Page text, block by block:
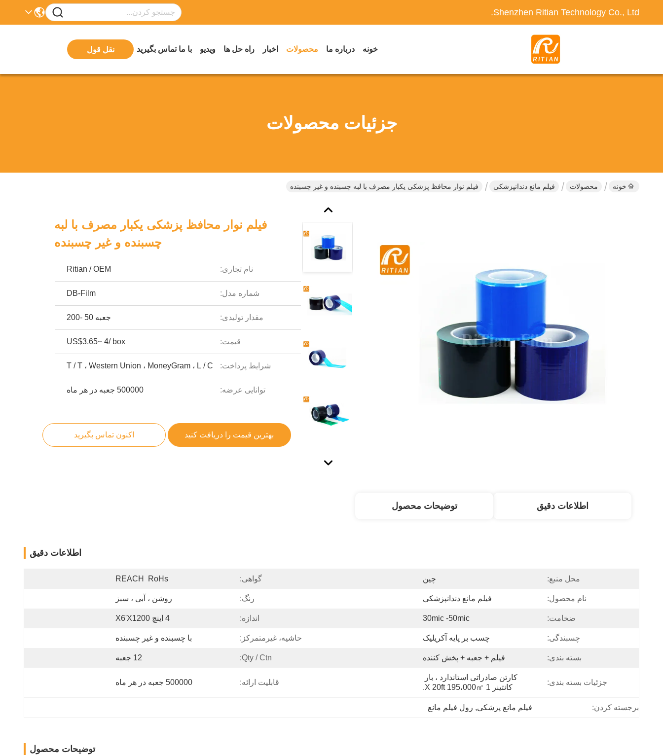
Shenzhen Ritian Technology Co., Ltd.
خونه درباره ما محصولات اخبار راه حل ها ویدیو با ما تماس بگیرید نقل قول
جزئیات محصولات
خونه محصولات فیلم مانع دندانپزشکی فیلم نوار محافظ پزشکی یکبار مصرف با لبه چسبنده و غیر چسبنده
فیلم نوار محافظ پزشکی یکبار مصرف با لبه
چسبنده و غیر چسبنده
نام تجاری: Ritian / OEM
شماره مدل: DB-Film
مقدار تولیدی: جعبه 50 -200
قیمت: US$3.65~ 4/ box
شرایط پرداخت: T / T ، Western Union ، MoneyGram ، L / C
توانایی عرضه: 500000 جعبه در هر ماه
بهترین قیمت را دریافت کنید اکنون تماس بگیرید
اطلاعات دقیق توضیحات محصول
اطلاعات دقیق
محل منبع: چین گواهی: REACH  RoHs
نام محصول: فیلم مانع دندانپزشکی رنگ: روشن ، آبی ، سبز
ضخامت: 30mic -50mic اندازه: 4 اینچ X6'x1200
چسبندگی: چسب بر پایه آکریلیک حاشیه، غیرمتمرکز: با چسبنده و غیر چسبنده
بسته بندی: فیلم + جعبه + پخش کننده Qty / Ctn: 12 جعبه
جزئیات بسته بندی:
کانتینر 1 X 20ft 195،000㎡.
قابلیت ارائه: 500000 جعبه در هر ماه
برجسته کردن: فیلم مانع پزشکی, رول فیلم مانع
توضیحات محصول